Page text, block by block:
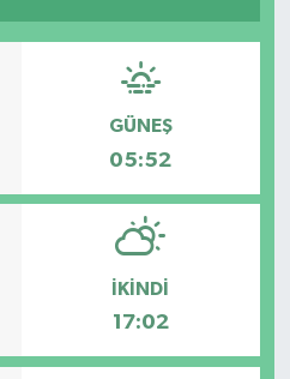
GÜNEŞ
05:52
İKINDI
17:02